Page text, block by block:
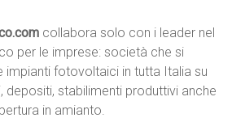
collabora solo con i leader nel
per le imprese: società che si
impianti fotovoltaici in tutta Italia su
depositi, stabilimenti produttivi anche
in amianto.